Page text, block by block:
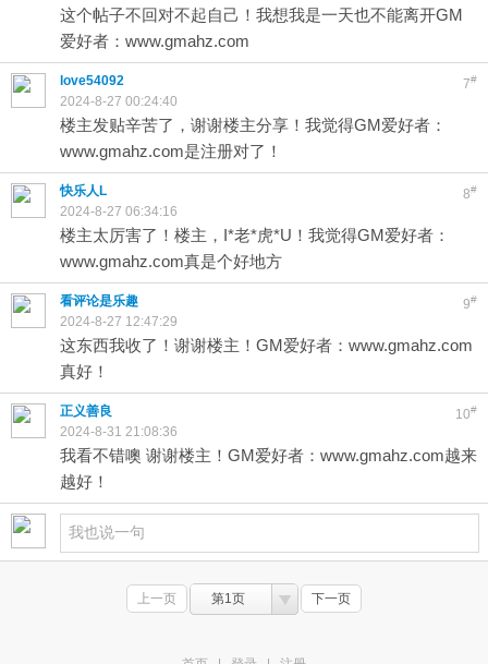
这个帖子不回对不起自己！我想我是一天也不能离开GM
爱好者：www.gmahz.com
7#
love54092
2024-8-27 00:24:40
楼主发贴辛苦了，谢谢楼主分享！我觉得GM爱好者：
www.gmahz.com是注册对了！
8#
快乐人L
2024-8-27 06:34:16
楼主太厉害了！楼主，I*老*虎*U！我觉得GM爱好者：
www.gmahz.com真是个好地方
9#
看评论是乐趣
2024-8-27 12:47:29
这东西我收了！谢谢楼主！GM爱好者：www.gmahz.com
真好！
10#
正义善良
2024-8-31 21:08:36
我看不错噢 谢谢楼主！GM爱好者：www.gmahz.com越来
越好！
上一页 第1页 下一页